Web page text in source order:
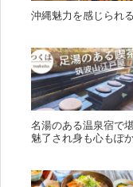
沖縄魅力を感じられ
名湯のある温泉宿で
魅了され身も心もぽか